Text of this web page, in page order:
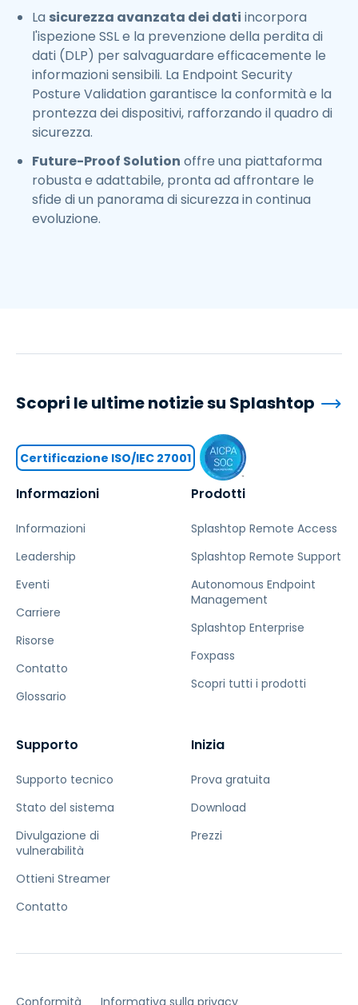
La sicurezza avanzata dei dati incorpora
l'ispezione SSL e la prevenzione della perdita di
dati (DLP) per salvaguardare efficacemente le
informazioni sensibili. La Endpoint Security
Posture Validation garantisce la conformità e la
prontezza dei dispositivi, rafforzando il quadro di
sicurezza.
Future-Proof Solution offre una piattaforma
robusta e adattabile, pronta ad affrontare le
sfide di un panorama di sicurezza in continua
evoluzione.
Informazioni
Informazioni
Leadership
Eventi
Carriere
Risorse
Contatto
Glossario
Prodotti
Splashtop Remote Access
Splashtop Remote Support
Autonomous Endpoint
Management
Splashtop Enterprise
Foxpass
Scopri tutti i prodotti
Supporto
Supporto tecnico
Stato del sistema
Divulgazione di
vulnerabilità
Ottieni Streamer
Contatto
Inizia
Prova gratuita
Download
Prezzi
Scopri le ultime notizie su Splashtop
Certificazione ISO/IEC 27001